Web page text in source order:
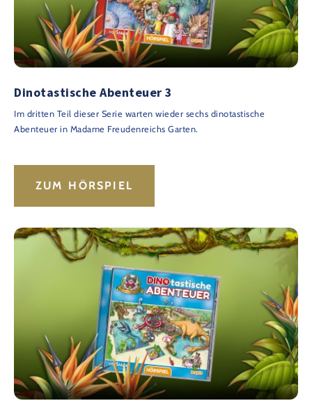
Dinotastische Abenteuer 3
Im dritten Teil dieser Serie warten wieder sechs dinotastische
Abenteuer in Madame Freudenreichs Garten.
ZUM HÖRSPIEL